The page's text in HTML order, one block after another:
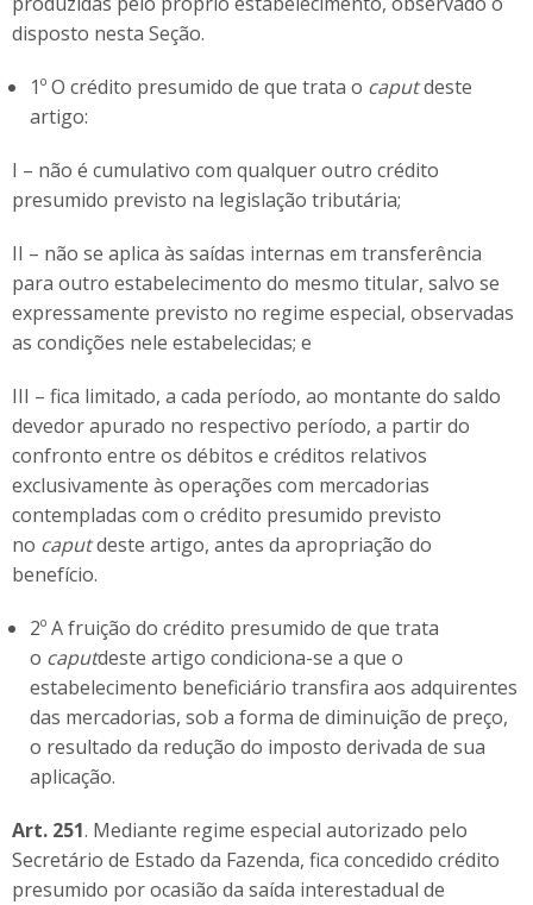
disposto nesta Seção.
1º O crédito presumido de que trata o caputdeste
artigo:
I – não é cumulativo com qualquer outro crédito
presumido previsto na legislação tributária;
II – não se aplica às saídas internas em transferência
para outro estabelecimento do mesmo titular, salvo se
expressamente previsto no regime especial, observadas
as condições nele estabelecidas; e
III – fica limitado, a cada período, ao montante do saldo
devedor apurado no respectivo período, a partir do
confronto entre os débitos e créditos relativos
exclusivamente às operações com mercadorias
contempladas com o crédito presumido previsto
no caputdeste artigo, antes da apropriação do
benefício.
2º A fruição do crédito presumido de que trata
o caputdeste artigo condiciona-se a que o
estabelecimento beneficiário transfira aos adquirentes
das mercadorias, sob a forma de diminuição de preço,
o resultado da redução do imposto derivada de sua
aplicação.
Art. 251. Mediante regime especial autorizado pelo
Secretário de Estado da Fazenda, fica concedido crédito
presumido por ocasião da saída interestadual de